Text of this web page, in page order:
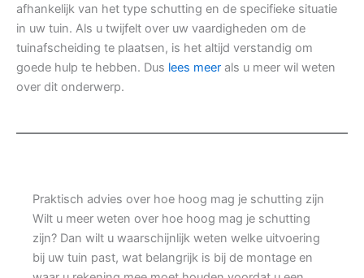
afhankelijk van het type schutting en de specifieke situatie
in uw tuin. Als u twijfelt over uw vaardigheden om de
tuinafscheiding te plaatsen, is het altijd verstandig om
goede hulp te hebben. Dus lees meer als u meer wil weten
over dit onderwerp.
Praktisch advies over hoe hoog mag je schutting zijn
Wilt u meer weten over hoe hoog mag je schutting
zijn? Dan wilt u waarschijnlijk weten welke uitvoering
bij uw tuin past, wat belangrijk is bij de montage en